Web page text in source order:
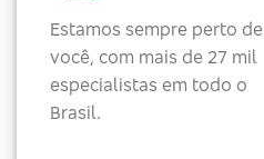
Estamos sempre perto de
você, com mais de 27 mil
especialistas em todo o
Brasil.